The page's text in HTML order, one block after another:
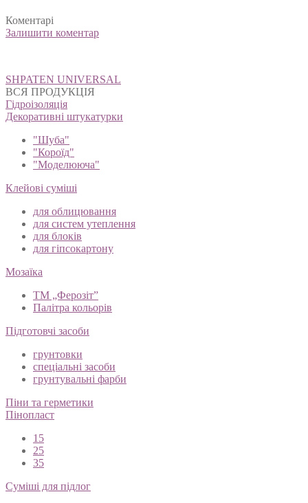
Коментарі
Залишити коментар
Навігація
записів
SHPATEN UNIVERSAL
ВСЯ ПРОДУКЦІЯ
Гідроізоляція
Декоративні штукатурки
"Шуба"
"Короїд"
"Моделююча"
Клейові суміші
для облицювання
для систем утеплення
для блоків
для гіпсокартону
Мозаїка
ТМ „Ферозіт”
Палітра кольорів
Підготовчі засоби
грунтовки
спеціальні засоби
грунтувальні фарби
Піни та герметики
Пінопласт
15
25
35
Суміші для підлог